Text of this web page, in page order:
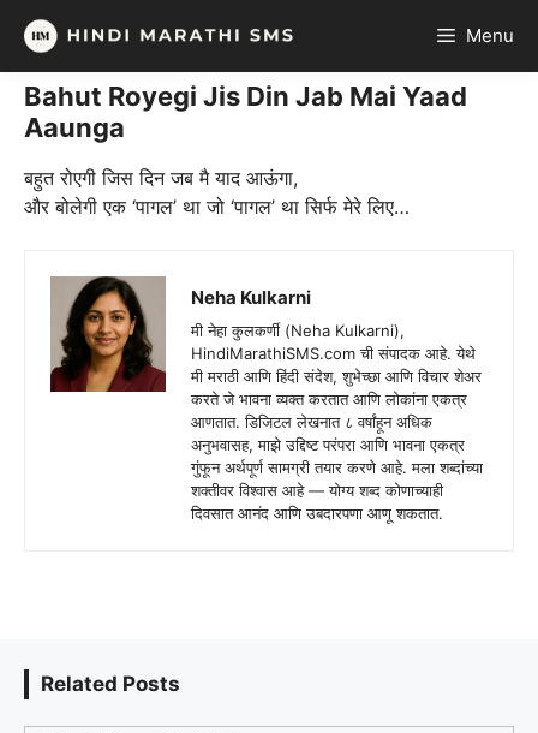
Skip
content
Menu
Bahut Royegi Jis Din Jab Mai Yaad
Aaunga
बहुत रोएगी जिस दिन जब मै याद आऊंगा,
और बोलेगी एक ‘पागल’ था जो ‘पागल’ था सिर्फ मेरे लिए…
Neha Kulkarni
मी नेहा कुलकर्णी (Neha Kulkarni),
HindiMarathiSMS.com ची संपादक आहे. येथे
मी मराठी आणि हिंदी संदेश, शुभेच्छा आणि विचार शेअर
करते जे भावना व्यक्त करतात आणि लोकांना एकत्र
आणतात. डिजिटल लेखनात ८ वर्षांहून अधिक
अनुभवासह, माझे उद्दिष्ट परंपरा आणि भावना एकत्र
गुंफून अर्थपूर्ण सामग्री तयार करणे आहे. मला शब्दांच्या
शक्तीवर विश्वास आहे — योग्य शब्द कोणाच्याही
दिवसात आनंद आणि उबदारपणा आणू शकतात.
Related Posts